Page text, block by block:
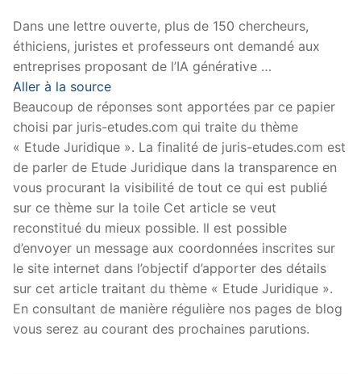
Dans une lettre ouverte, plus de 150 chercheurs,
éthiciens, juristes et professeurs ont demandé aux
entreprises proposant de l’IA générative …
Aller à la source
Beaucoup de réponses sont apportées par ce papier
choisi par juris-etudes.com qui traite du thème
« Etude Juridique ». La finalité de juris-etudes.com est
de parler de Etude Juridique dans la transparence en
vous procurant la visibilité de tout ce qui est publié
sur ce thème sur la toile Cet article se veut
reconstitué du mieux possible. Il est possible
d’envoyer un message aux coordonnées inscrites sur
le site internet dans l’objectif d’apporter des détails
sur cet article traitant du thème « Etude Juridique ».
En consultant de manière régulière nos pages de blog
vous serez au courant des prochaines parutions.